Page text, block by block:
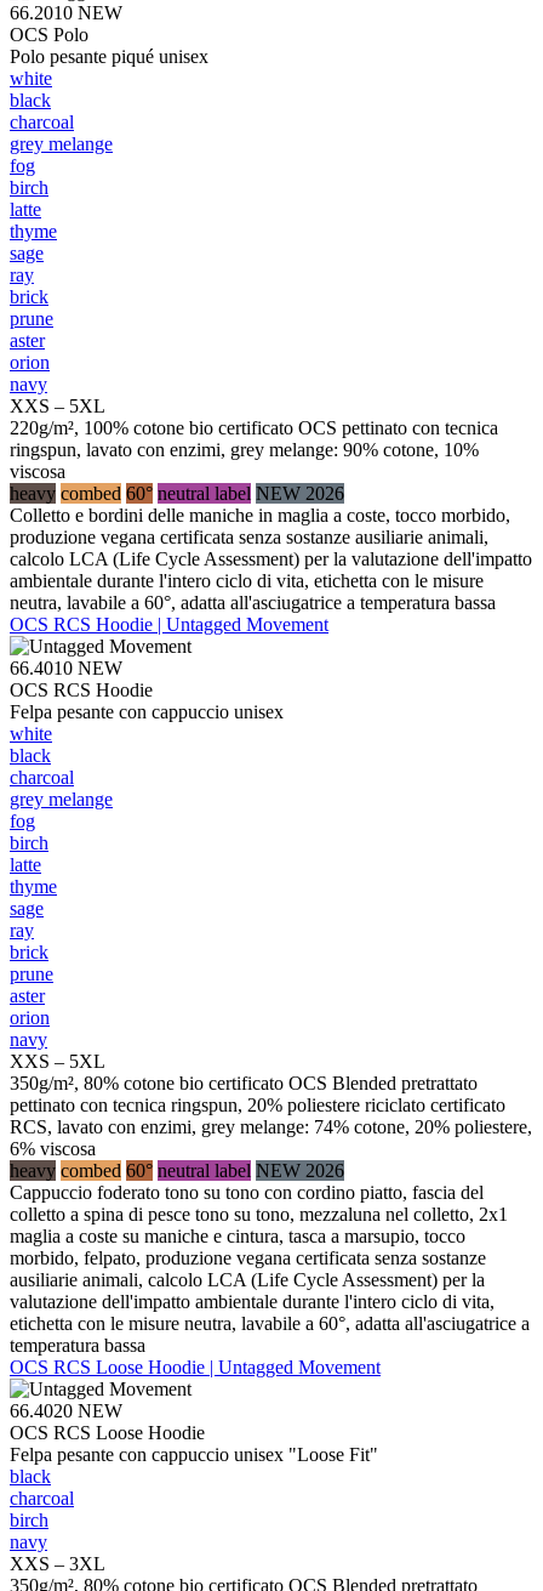
66.2010 NEW
OCS Polo
Polo pesante piqué unisex
white
black
charcoal
grey melange
fog
birch
latte
thyme
sage
ray
brick
prune
aster
orion
navy
XXS – 5XL
220g/m², 100% cotone bio certificato OCS pettinato con tecnica
ringspun, lavato con enzimi, grey melange: 90% cotone, 10%
viscosa
heavy combed 60° neutral label NEW 2026
Colletto e bordini delle maniche in maglia a coste, tocco morbido,
produzione vegana certificata senza sostanze ausiliarie animali,
calcolo LCA (Life Cycle Assessment) per la valutazione dell'impatto
ambientale durante l'intero ciclo di vita, etichetta con le misure
neutra, lavabile a 60°, adatta all'asciugatrice a temperatura bassa
OCS RCS Hoodie | Untagged Movement
66.4010 NEW
OCS RCS Hoodie
Felpa pesante con cappuccio unisex
white
black
charcoal
grey melange
fog
birch
latte
thyme
sage
ray
brick
prune
aster
orion
navy
XXS – 5XL
350g/m², 80% cotone bio certificato OCS Blended pretrattato
pettinato con tecnica ringspun, 20% poliestere riciclato certificato
RCS, lavato con enzimi, grey melange: 74% cotone, 20% poliestere,
6% viscosa
heavy combed 60° neutral label NEW 2026
Cappuccio foderato tono su tono con cordino piatto, fascia del
colletto a spina di pesce tono su tono, mezzaluna nel colletto, 2x1
maglia a coste su maniche e cintura, tasca a marsupio, tocco
morbido, felpato, produzione vegana certificata senza sostanze
ausiliarie animali, calcolo LCA (Life Cycle Assessment) per la
valutazione dell'impatto ambientale durante l'intero ciclo di vita,
etichetta con le misure neutra, lavabile a 60°, adatta all'asciugatrice a
temperatura bassa
OCS RCS Loose Hoodie | Untagged Movement
66.4020 NEW
OCS RCS Loose Hoodie
Felpa pesante con cappuccio unisex "Loose Fit"
black
charcoal
birch
navy
XXS – 3XL
350g/m², 80% cotone bio certificato OCS Blended pretrattato